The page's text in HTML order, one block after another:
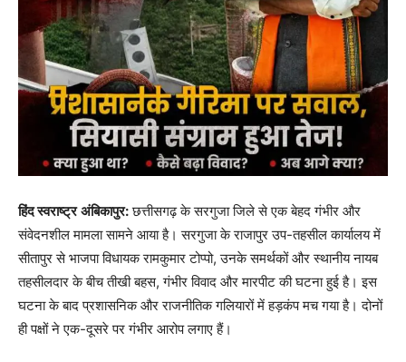
हिंद स्वराष्ट्र अंबिकापुर:छत्तीसगढ़ के सरगुजा जिले से एक बेहद गंभीर और
संवेदनशील मामला सामने आया है। सरगुजा के राजापुर उप-तहसील कार्यालय में
सीतापुर से भाजपा विधायक रामकुमार टोप्पो, उनके समर्थकों और स्थानीय नायब
तहसीलदार के बीच तीखी बहस, गंभीर विवाद और मारपीट की घटना हुई है। इस
घटना के बाद प्रशासनिक और राजनीतिक गलियारों में हड़कंप मच गया है। दोनों
ही पक्षों ने एक-दूसरे पर गंभीर आरोप लगाए हैं।